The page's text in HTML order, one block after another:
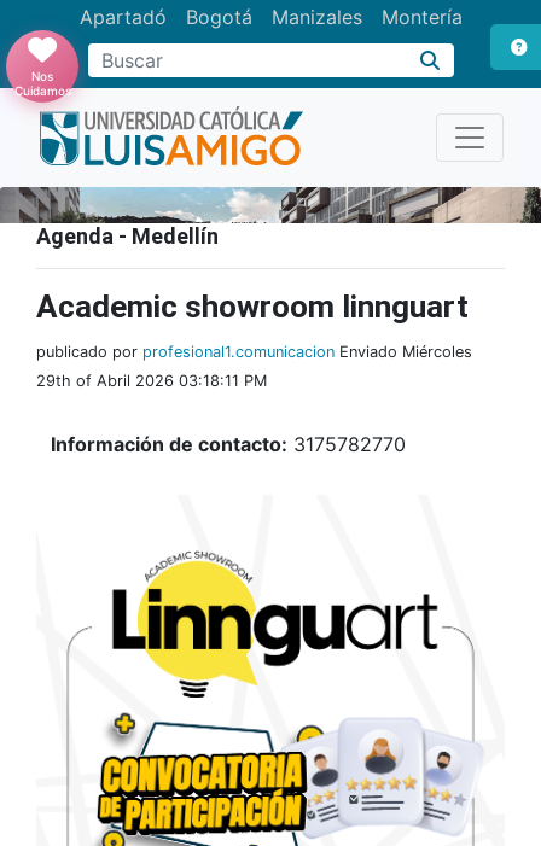
Apartadó Bogotá Manizales Montería
Buscar
Nos
Cuidamos
Agenda - Medellín
Academic showroom linnguart
publicado por profesional1.comunicacion Enviado Miércoles
29th of Abril 2026 03:18:11 PM
Información de contacto: 3175782770